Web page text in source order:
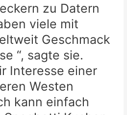
zu Datern
viele mit
Geschmack
“, sagte sie.
Interesse einer
Westen
kann einfach